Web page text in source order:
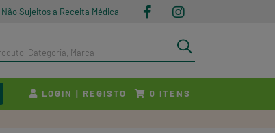
Sujeitos a Receita Médica
LOGIN | REGISTO 0 ITENS